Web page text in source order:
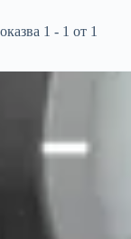
1 - 1 от 1